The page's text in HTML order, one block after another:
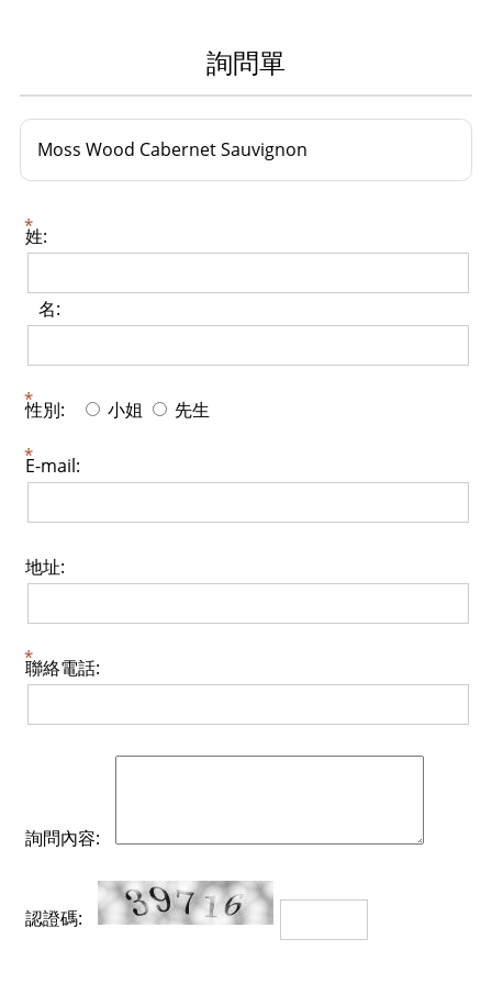
詢問單
Moss Wood Cabernet Sauvignon
姓:
名:
性別: 小姐 先生
E-mail:
地址:
聯絡電話:
詢問內容:
認證碼: